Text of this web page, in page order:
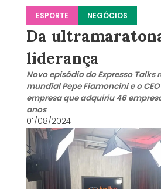
ESPORTE NEGÓCIOS
Da
liderança
Novo episódio do Expresso Talks
mundial Pepe Fiamoncini e o
empresa que adquiriu 46
anos
01/08/2024